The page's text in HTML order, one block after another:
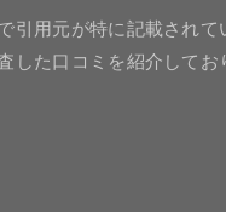
引用元が特に記載されて
した口コミを紹介してお